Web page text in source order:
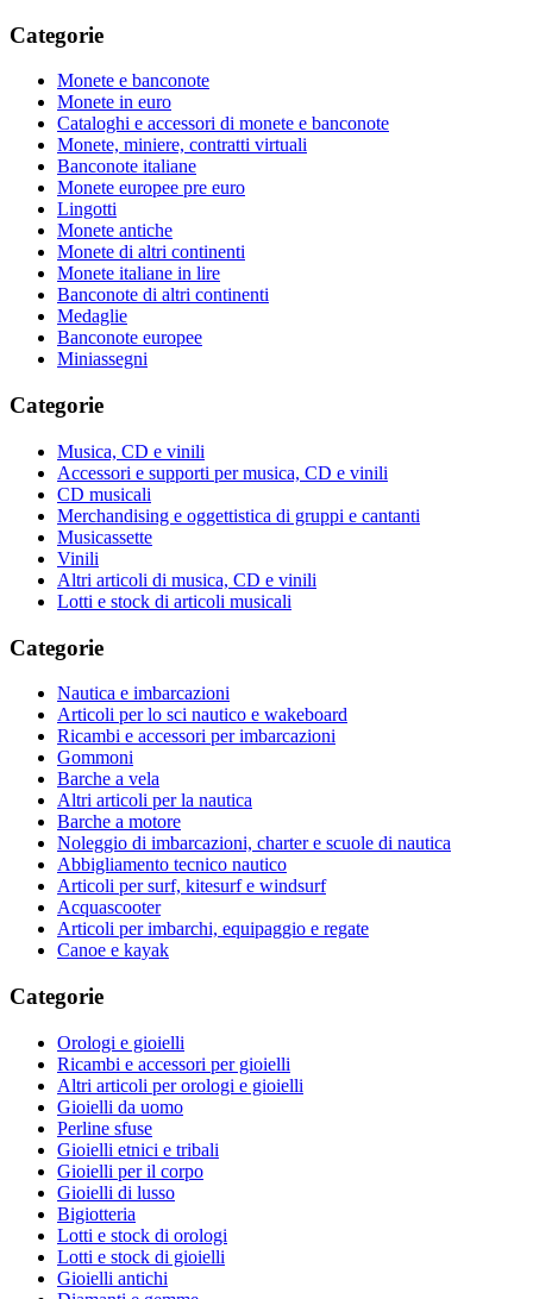
Categorie
Monete e banconote
Monete in euro
Cataloghi e accessori di monete e banconote
Monete, miniere, contratti virtuali
Banconote italiane
Monete europee pre euro
Lingotti
Monete antiche
Monete di altri continenti
Monete italiane in lire
Banconote di altri continenti
Medaglie
Banconote europee
Miniassegni
Categorie
Musica, CD e vinili
Accessori e supporti per musica, CD e vinili
CD musicali
Merchandising e oggettistica di gruppi e cantanti
Musicassette
Vinili
Altri articoli di musica, CD e vinili
Lotti e stock di articoli musicali
Categorie
Nautica e imbarcazioni
Articoli per lo sci nautico e wakeboard
Ricambi e accessori per imbarcazioni
Gommoni
Barche a vela
Altri articoli per la nautica
Barche a motore
Noleggio di imbarcazioni, charter e scuole di nautica
Abbigliamento tecnico nautico
Articoli per surf, kitesurf e windsurf
Acquascooter
Articoli per imbarchi, equipaggio e regate
Canoe e kayak
Categorie
Orologi e gioielli
Ricambi e accessori per gioielli
Altri articoli per orologi e gioielli
Gioielli da uomo
Perline sfuse
Gioielli etnici e tribali
Gioielli per il corpo
Gioielli di lusso
Bigiotteria
Lotti e stock di orologi
Lotti e stock di gioielli
Gioielli antichi